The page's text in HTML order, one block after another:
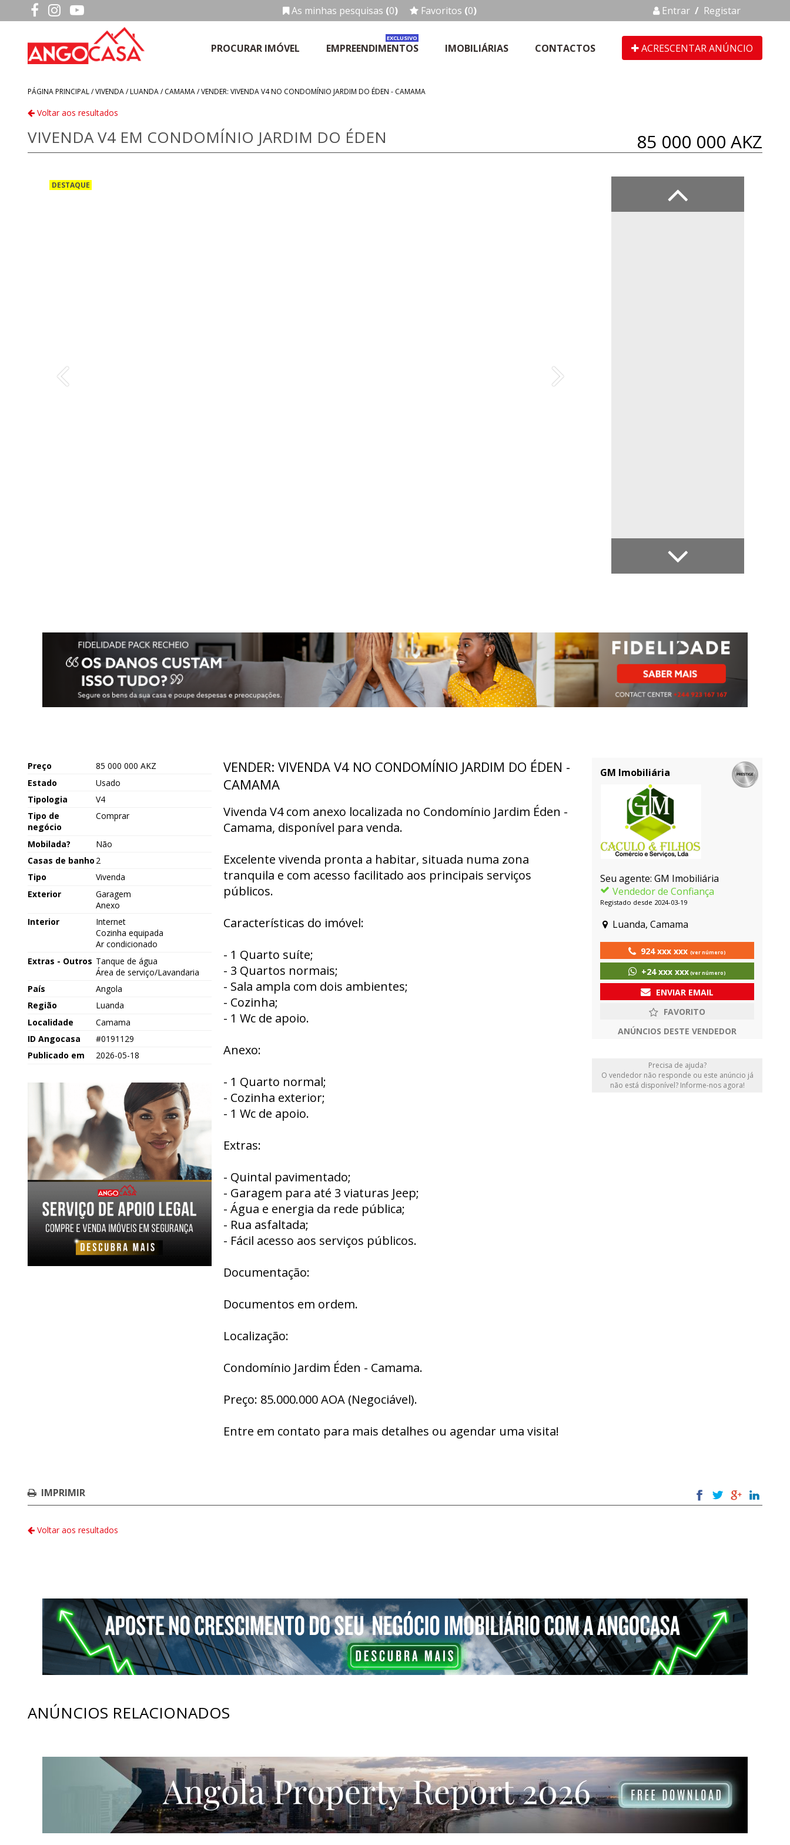
As minhas pesquisas (0) Favoritos (0) Entrar / Registar
PROCURAR IMÓVEL EMPREENDIMENTOS
EXCLUSIVO
IMOBILIÁRIAS CONTACTOS ACRESCENTAR ANÚNCIO
PÁGINA PRINCIPAL /VIVENDA/LUANDA/CAMAMA/VENDER: VIVENDA V4 NO CONDOMÍNIO JARDIM DO ÉDEN - CAMAMA
Voltar aos resultados
85 000 000 AKZ
VIVENDA V4 EM CONDOMÍNIO JARDIM DO ÉDEN
Preço
85 000 000 AKZ
Estado
Usado
Tipologia
V4
Tipo de
negócio
Comprar
Mobilada?
Não
Casas de banho 2
Tipo
Vivenda
Exterior
Garagem
Anexo
Interior
Internet
Cozinha equipada
Ar condicionado
Extras - Outros Tanque de água
Área de serviço/Lavandaria
País
Angola
Região
Luanda
Localidade
Camama
ID Angocasa
#0191129
Publicado em
2026-05-18
VENDER: VIVENDA V4 NO CONDOMÍNIO JARDIM DO ÉDEN -
CAMAMA
Vivenda V4 com anexo localizada no Condomínio Jardim Éden -
Camama, disponível para venda.
Excelente vivenda pronta a habitar, situada numa zona
tranquila e com acesso facilitado aos principais serviços
públicos.
Características do imóvel:
- 1 Quarto suíte;
- 3 Quartos normais;
- Sala ampla com dois ambientes;
- Cozinha;
- 1 Wc de apoio.
Anexo:
- 1 Quarto normal;
- Cozinha exterior;
- 1 Wc de apoio.
Extras:
- Quintal pavimentado;
- Garagem para até 3 viaturas Jeep;
- Água e energia da rede pública;
- Rua asfaltada;
- Fácil acesso aos serviços públicos.
Documentação:
Documentos em ordem.
Localização:
Condomínio Jardim Éden - Camama.
Preço: 85.000.000 AOA (Negociável).
Entre em contato para mais detalhes ou agendar uma visita!
GM Imobiliária
Seu agente: GM Imobiliária
Vendedor de Confiança
Registado desde 2024-03-19
Luanda, Camama
924 xxx xxx(ver número)
+24 xxx xxx(ver número)
ENVIAR EMAIL
ANÚNCIOS DESTE VENDEDOR
Precisa de ajuda?
O vendedor não responde ou este anúncio já
não está disponível? Informe-nos agora!
IMPRIMIR
Voltar aos resultados
ANÚNCIOS RELACIONADOS